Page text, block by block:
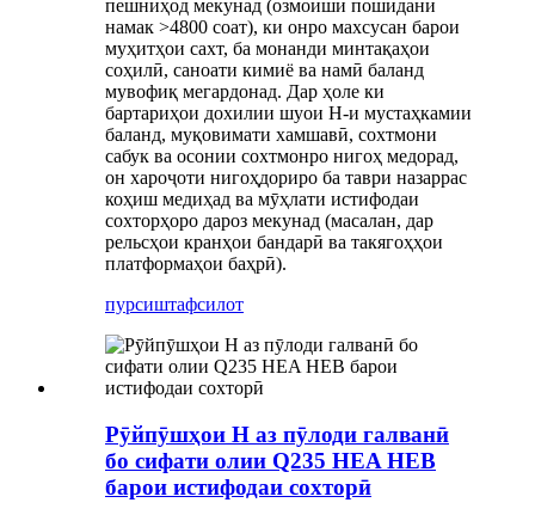
пешниҳод мекунад (озмоиши пошидани
намак >4800 соат), ки онро махсусан барои
муҳитҳои сахт, ба монанди минтақаҳои
соҳилӣ, саноати кимиё ва намӣ баланд
мувофиқ мегардонад. Дар ҳоле ки
бартариҳои дохилии шуои H-и мустаҳкамии
баланд, муқовимати хамшавӣ, сохтмони
сабук ва осонии сохтмонро нигоҳ медорад,
он хароҷоти нигоҳдориро ба таври назаррас
коҳиш медиҳад ва мӯҳлати истифодаи
сохторҳоро дароз мекунад (масалан, дар
рельсҳои кранҳои бандарӣ ва такягоҳҳои
платформаҳои баҳрӣ).
пурсиштафсилот
Рӯйпӯшҳои H аз пӯлоди галванӣ
бо сифати олии Q235 HEA HEB
барои истифодаи сохторӣ